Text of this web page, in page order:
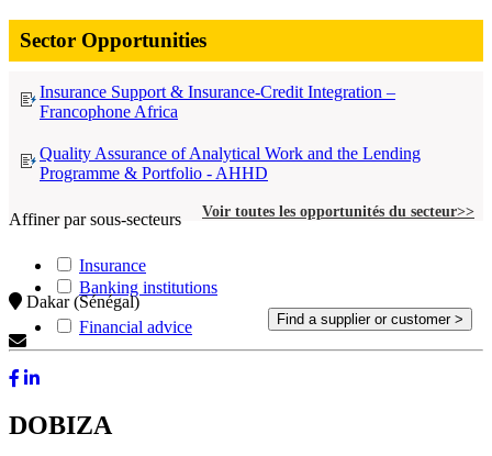
Sector Opportunities
Insurance Support & Insurance-Credit Integration –
Francophone Africa
Quality Assurance of Analytical Work and the Lending
Programme & Portfolio - AHHD
Voir toutes les opportunités du secteur>>
Affiner par sous-secteurs
Insurance
Banking institutions
Financial advice
Dakar (Sénégal)
Contact Us
DOBIZA